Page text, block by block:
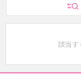
該当す